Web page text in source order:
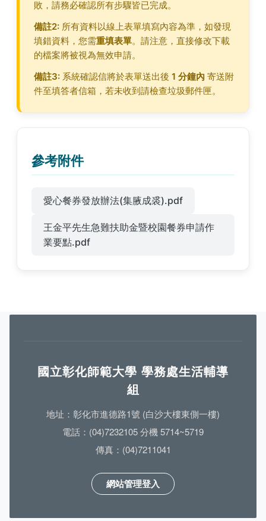
敗，請務必確認所有步驟皆已完成。
備註2: 所有資料以線上表單填寫內容為準，如發現
填錯資料，您需重填表單。請注意，直接修改下載
的檔案將被視為無效申請。
備註3: 系統確認信將於表單送出後 1 分鐘內 寄送附
件至填答者信箱，若未收到請檢查垃圾郵件匣。
參考附件
愛心餐券發放辦法(集腋成裘).pdf
王金平先生急難扶助金暨校園餐券申請作
業要點.pdf
國立彰化師範大學 學務處生活輔導
組
地址：彰化市進德路1號 (白沙大樓東側一樓)
電話：(04)7232105 分機 5714~5719
傳真：(04)7211041
網站管理登入